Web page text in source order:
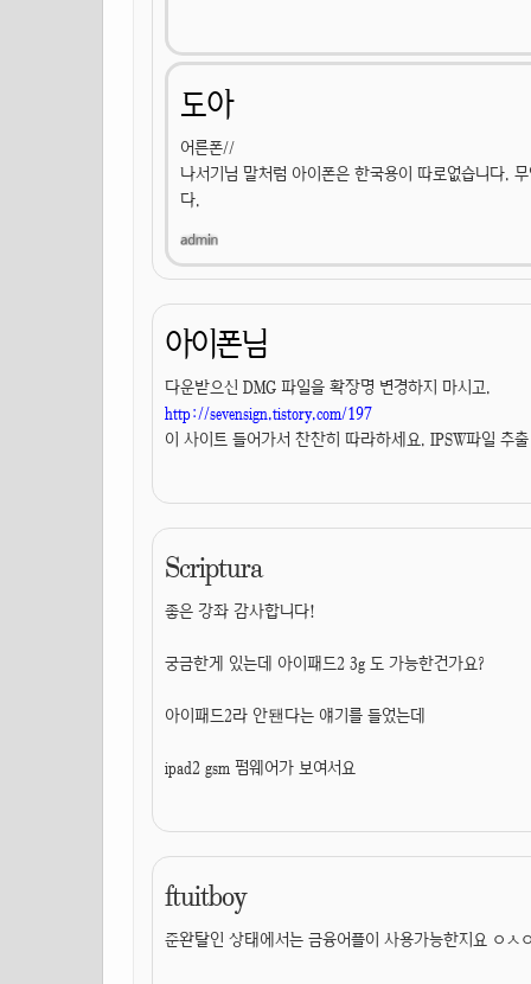
도아
어른폰//
나서기님 말처럼 아이폰은 한국용이 따로없습니다.
다.
아이폰님
다운받으신 DMG 파일을 확장명 변경하지 마시고.
http://sevensign.tistory.com/197
이 사이트 들어가서 찬찬히 따라하세요. IPSW파일 추
Scriptura
좋은 강좌 감사합니다!
궁금한게 있는데 아이패드2 3g 도 가능한건가요?
아이패드2라 안됀다는 얘기를 들었는데
ipad2 gsm 펌웨어가 보여서요
ftuitboy
준완탈인 상태에서는 금융어플이 사용가능한지요 ㅇㅅ